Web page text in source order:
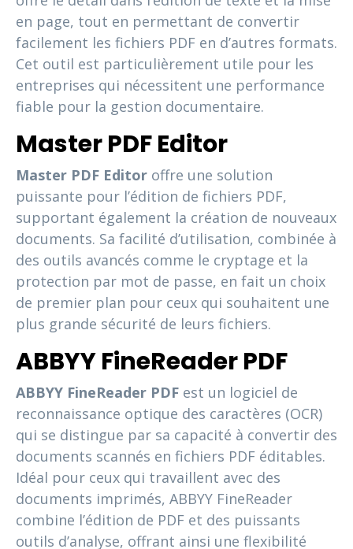
en page, tout en permettant de convertir
facilement les fichiers PDF en d’autres formats.
Cet outil est particulièrement utile pour les
entreprises qui nécessitent une performance
fiable pour la gestion documentaire.
Master PDF Editor
Master PDF Editor offre une solution
puissante pour l’édition de fichiers PDF,
supportant également la création de nouveaux
documents. Sa facilité d’utilisation, combinée à
des outils avancés comme le cryptage et la
protection par mot de passe, en fait un choix
de premier plan pour ceux qui souhaitent une
plus grande sécurité de leurs fichiers.
ABBYY FineReader PDF
ABBYY FineReader PDF est un logiciel de
reconnaissance optique des caractères (OCR)
qui se distingue par sa capacité à convertir des
documents scannés en fichiers PDF éditables.
Idéal pour ceux qui travaillent avec des
documents imprimés, ABBYY FineReader
combine l’édition de PDF et des puissants
outils d’analyse, offrant ainsi une flexibilité